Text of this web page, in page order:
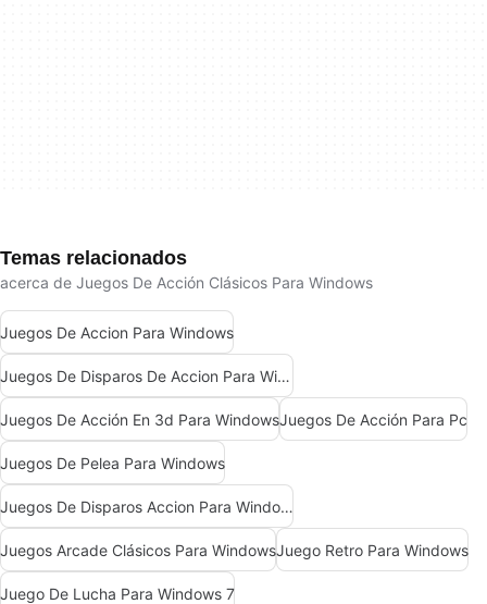
Temas relacionados
acerca de Juegos De Acción Clásicos Para Windows
Juegos De Accion Para Windows
Juegos De Disparos De Accion Para Windows
Juegos De Acción En 3d Para WindowsJuegos De Acción Para Pc
Juegos De Pelea Para Windows
Juegos De Disparos Accion Para Windows 10
Juegos Arcade Clásicos Para WindowsJuego Retro Para Windows
Juego De Lucha Para Windows 7